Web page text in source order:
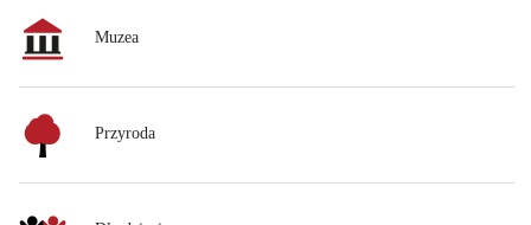
Muzea
Przyroda